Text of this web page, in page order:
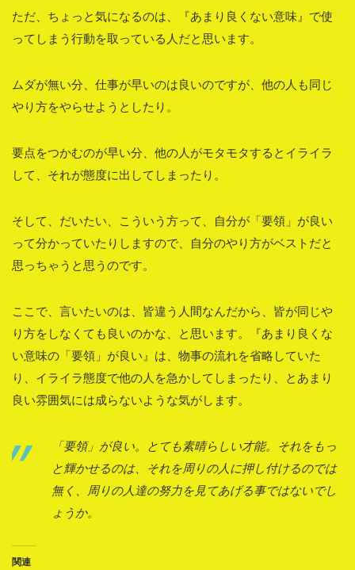
ただ、ちょっと気になるのは、『あまり良くない意味』で使
ってしまう行動を取っている人だと思います。
ムダが無い分、仕事が早いのは良いのですが、他の人も同じ
やり方をやらせようとしたり。
要点をつかむのが早い分、他の人がモタモタするとイライラ
して、それが態度に出してしまったり。
そして、だいたい、こういう方って、自分が「要領」が良い
って分かっていたりしますので、自分のやり方がベストだと
思っちゃうと思うのです。
ここで、言いたいのは、皆違う人間なんだから、皆が同じや
り方をしなくても良いのかな、と思います。『あまり良くな
い意味の「要領」が良い』は、物事の流れを省略していた
り、イライラ態度で他の人を急かしてしまったり、とあまり
良い雰囲気には成らないような気がします。
「要領」が良い。とても素晴らしい才能。それをもっ
と輝かせるのは、それを周りの人に押し付けるのでは
無く、周りの人達の努力を見てあげる事ではないでし
ょうか。
関連